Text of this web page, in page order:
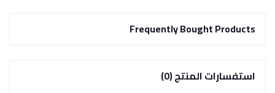
Frequently Bought Products
استفسارات المنتج (0)